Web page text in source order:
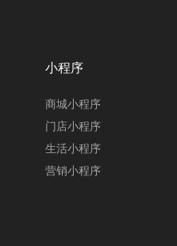
小程序
商城小程序
门店小程序
生活小程序
营销小程序